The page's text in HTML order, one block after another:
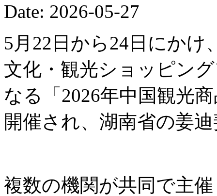
Date: 2026-05-27
5月22日から24日にかけ
文化・観光ショッピン
なる「2026年中国観光
開催され、湖南省の姜
複数の機関が共同で主